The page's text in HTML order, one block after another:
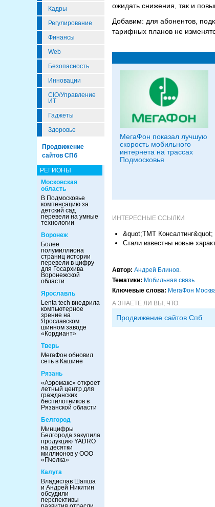
Кадры
Регулирование
Финансы
Web
Безопасность
Инновации
CIO/Управление
ИТ
Гаджеты
Здоровье
Продвижение
сайтов СПб
РЕГИОНЫ
Московская
область
В Подмосковье
компенсацию за
детский сад
перевели на умные
технологии
Воронеж
Более
полумиллиона
страниц истории
перевели в цифру
для Госархива
Воронежской
области
Ярославль
Lenta tech внедрила
компьютерное
зрение на
Ярославском
шинном заводе
«Кордиант»
Тверь
МегаФон обновил
сеть в Кашине
Рязань
«Аэромакс» откроет
летный центр для
гражданских
беспилотников в
Рязанской области
Белгород
Минцифры
Белгорода закупила
продукцию YADRO
на десятки
миллионов у ООО
«Пчелка»
Калуга
Владислав Шапша
и Андрей Никитин
обсудили
перспективы
ожидать снижения, так и
Добавим: для абонентов,
тарифных планов не
МегаФон показал лучшую
скорость мобильного
интернета на трассах
Подмосковья
ИНТЕРЕСНЫЕ ССЫЛКИ
&quot;ТМТ Консалтинг&quot;
Стали известны новые
Автор: Андрей Блинов.
Тематики: Мобильная связь
Ключевые слова: МегаФон
А ЗНАЕТЕ ЛИ ВЫ, ЧТО:
Продвижение сайтов Спб